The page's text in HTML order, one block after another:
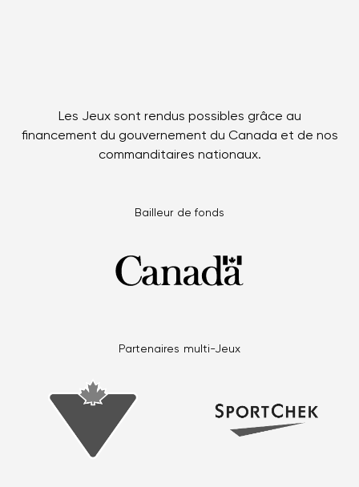
Les Jeux sont rendus possibles grâce au
financement du gouvernement du Canada et de nos
commanditaires nationaux.
Bailleur de fonds
Partenaires multi-Jeux